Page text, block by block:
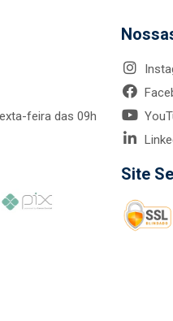
feira das 09h
Site